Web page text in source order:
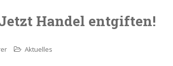
Handel entgiften!
Aktuelles